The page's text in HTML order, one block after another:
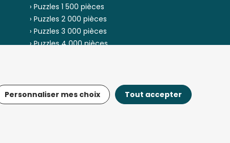
› Puzzles 1 500 pièces
› Puzzles 2 000 pièces
› Puzzles 3 000 pièces
› Puzzles 4 000 pièces
Personnaliser mes choix Tout accepter